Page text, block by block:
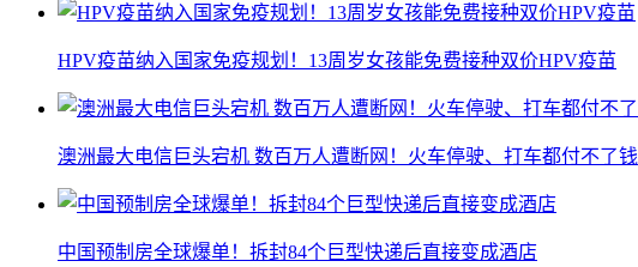
HPV疫苗纳入国家免疫规划！13周岁女孩能免费接种双价HPV疫苗
澳洲最大电信巨头宕机 数百万人遭断网！火车停驶、打车都付不了钱
中国预制房全球爆单！拆封84个巨型快递后直接变成酒店